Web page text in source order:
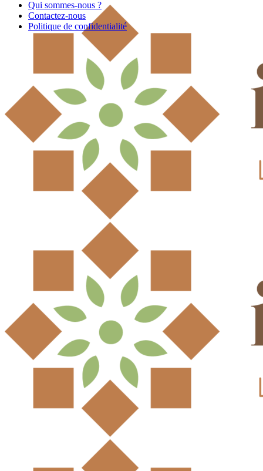
Qui sommes-nous ?
Contactez-nous
Politique de confidentialité